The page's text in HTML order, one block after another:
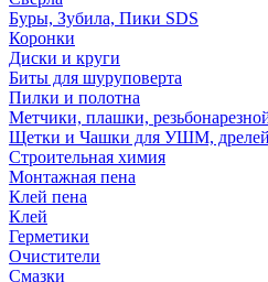
Буры, Зубила, Пики SDS
Коронки
Диски и круги
Биты для шуруповерта
Пилки и полотна
Метчики, плашки,
Щетки и Чашки для УШМ, дрелей
Строительная химия
Монтажная пена
Клей пена
Клей
Герметики
Очистители
Смазки